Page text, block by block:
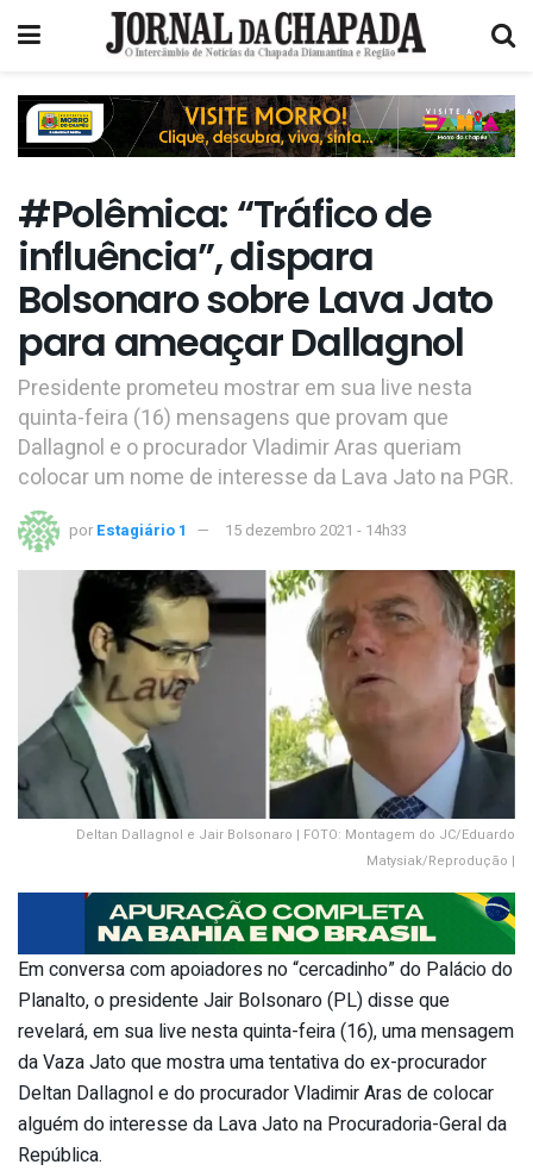
#Polêmica: “Tráfico de
influência”, dispara
Bolsonaro sobre Lava Jato
para ameaçar Dallagnol
Presidente prometeu mostrar em sua live nesta
quinta-feira (16) mensagens que provam que
Dallagnol e o procurador Vladimir Aras queriam
colocar um nome de interesse da Lava Jato na PGR.
por Estagiário 1 15 dezembro 2021 - 14h33
Deltan Dallagnol e Jair Bolsonaro | FOTO: Montagem do JC/Eduardo
Matysiak/Reprodução |
Em conversa com apoiadores no “cercadinho” do Palácio do
Planalto, o presidente Jair Bolsonaro (PL) disse que
revelará, em sua live nesta quinta-feira (16), uma mensagem
da Vaza Jato que mostra uma tentativa do ex-procurador
Deltan Dallagnol e do procurador Vladimir Aras de colocar
alguém do interesse da Lava Jato na Procuradoria-Geral da
República.